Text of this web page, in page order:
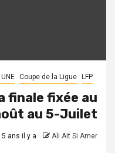
Coupe de la Ligue LFP
finale fixée au
au 5-Juilet
5 ans il y a Ali Ait Si Amer